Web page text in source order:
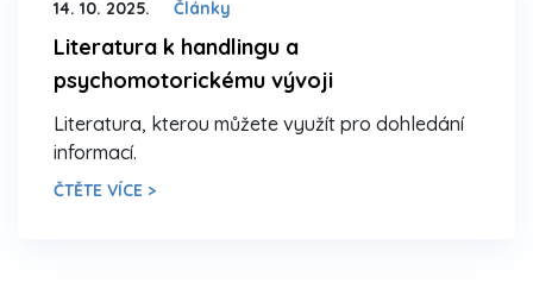
14. 10. 2025. Články
Literatura k handlingu a
psychomotorickému vývoji
Literatura, kterou můžete využít pro dohledání
informací.
ČTĚTE VÍCE >